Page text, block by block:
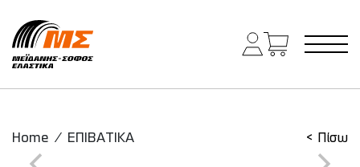
Main Navigation
Home / ΕΠΙΒΑΤΙΚΑ < Πίσω